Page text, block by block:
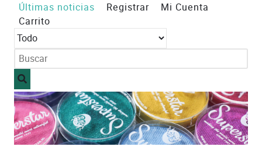
Últimas noticias Registrar
Mi Cuenta
Carrito